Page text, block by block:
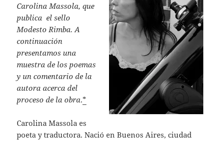
Carolina Massola, que
publica el sello
Modesto Rimba. A
continuación
presentamos una
muestra de los poemas
y un comentario de la
autora acerca del
proceso de la obra.*
Carolina Massola es
poeta y traductora. Nació en Buenos Aires, ciudad